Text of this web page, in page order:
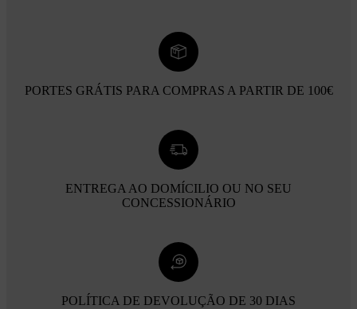
PORTES GRÁTIS PARA COMPRAS A PARTIR DE 100€
ENTREGA AO DOMÍCILIO OU NO SEU
CONCESSIONÁRIO
POLÍTICA DE DEVOLUÇÃO DE 30 DIAS